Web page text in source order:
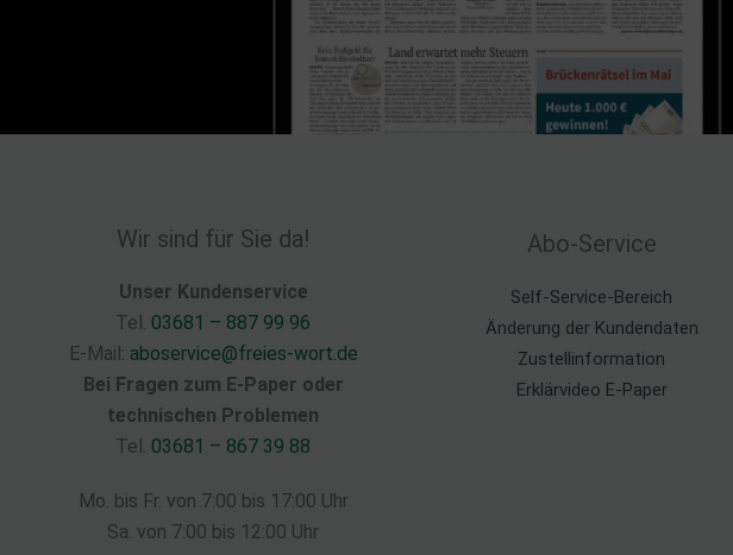
Wir sind für Sie da!
Unser Kundenservice
Tel. 03681 – 887 99 96
E-Mail: aboservice@freies-wort.de
Bei Fragen zum E-Paper oder
technischen Problemen
Tel. 03681 – 867 39 88
Mo. bis Fr. von 7:00 bis 17:00 Uhr
Sa. von 7:00 bis 12:00 Uhr
Abo-Service
Self-Service-Bereich
Änderung der Kundendaten
Zustellinformation
Erklärvideo E-Paper